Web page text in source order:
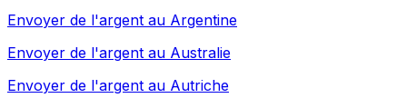
Envoyer de l'argent au Argentine
Envoyer de l'argent au Australie
Envoyer de l'argent au Autriche